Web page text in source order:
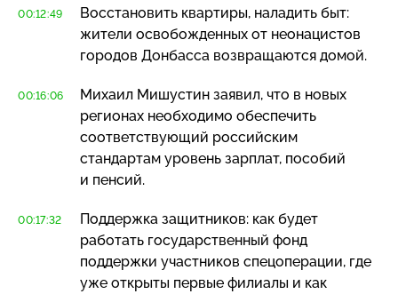
00:12:49
Восстановить квартиры, наладить быт:
жители освобожденных от неонацистов
городов Донбасса возвращаются домой.
00:16:06
Михаил Мишустин заявил, что в новых
регионах необходимо обеспечить
соответствующий российским
стандартам уровень зарплат, пособий
и пенсий.
00:17:32
Поддержка защитников: как будет
работать государственный фонд
поддержки участников спецоперации, где
уже открыты первые филиалы и как